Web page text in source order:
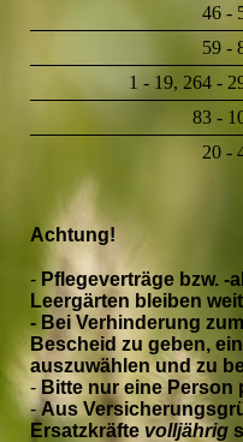
46 -
59 -
1 - 19, 264 -
83 -
20 -
Achtung!
- Pflegeverträge bzw. -
Leergärten bleiben
- Bei Verhinderung
Bescheid zu geben,
auszuwählen und zu
- Bitte nur eine Person
-Aus Versicherungsg
Ersatzkräfte volljährig